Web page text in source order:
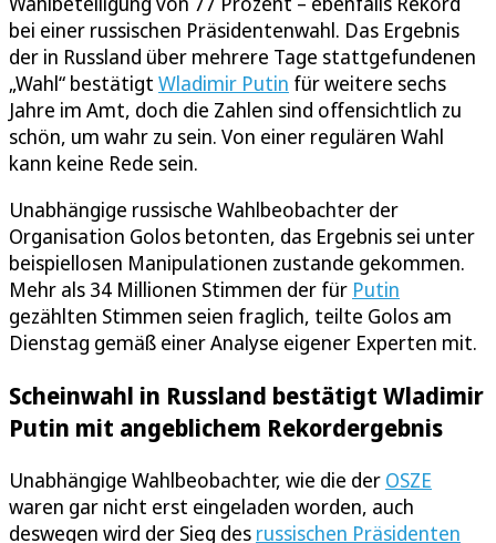
bei einer russischen Präsidentenwahl. Das Ergebnis
der in Russland über mehrere Tage stattgefundenen
„Wahl“ bestätigt Wladimir Putin für weitere sechs
Jahre im Amt, doch die Zahlen sind offensichtlich zu
schön, um wahr zu sein. Von einer regulären Wahl
kann keine Rede sein.
Unabhängige russische Wahlbeobachter der
Organisation Golos betonten, das Ergebnis sei unter
beispiellosen Manipulationen zustande gekommen.
Mehr als 34 Millionen Stimmen der für Putin
gezählten Stimmen seien fraglich, teilte Golos am
Dienstag gemäß einer Analyse eigener Experten mit.
Scheinwahl in Russland bestätigt Wladimir
Putin mit angeblichem Rekordergebnis
Unabhängige Wahlbeobachter, wie die der OSZE
waren gar nicht erst eingeladen worden, auch
deswegen wird der Sieg des russischen Präsidenten